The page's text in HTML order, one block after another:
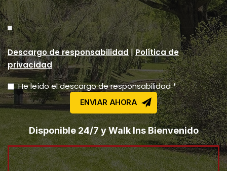
Descargo de responsabilidad|Política de
privacidad
He leído el descargo de responsabilidad *
Disponible 24/7 y Walk Ins Bienvenido